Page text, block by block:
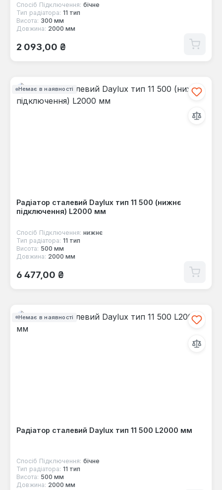
Спосіб Підключення: бічне
Тип радіатора: 11 тип
Висота: 300 мм
Довжина: 2000 мм
Звичайна ціна:
2 093,00 ₴
Немає в наявності
Радіатор сталевий Daylux тип 11 500 (нижнє
підключення) L2000 мм
Спосіб Підключення: нижнє
Тип радіатора: 11 тип
Висота: 500 мм
Довжина: 2000 мм
Звичайна ціна:
6 477,00 ₴
Немає в наявності
Радіатор сталевий Daylux тип 11 500 L2000 мм
Спосіб Підключення: бічне
Тип радіатора: 11 тип
Висота: 500 мм
Довжина: 2000 мм